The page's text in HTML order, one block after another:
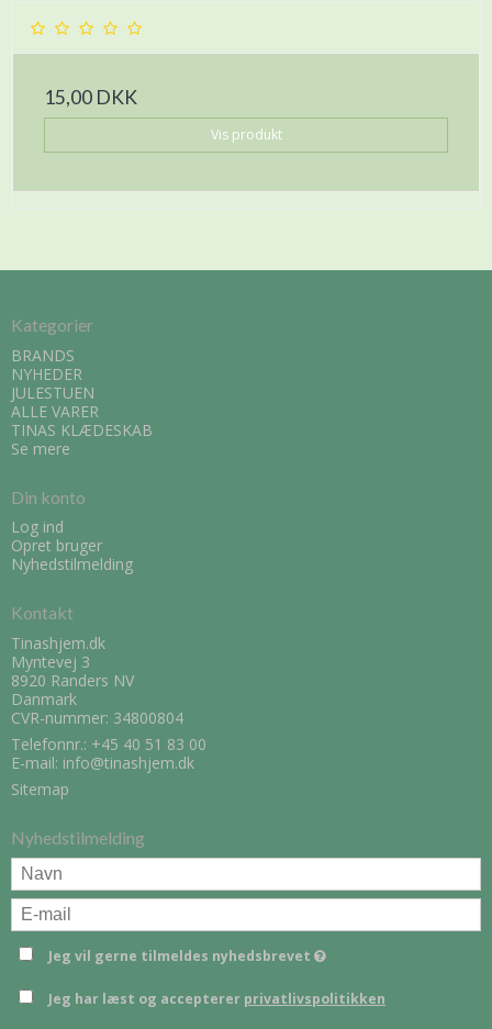
15,00 DKK
Vis produkt
Kategorier
BRANDS
NYHEDER
JULESTUEN
ALLE VARER
TINAS KLÆDESKAB
Se mere
Din konto
Log ind
Opret bruger
Nyhedstilmelding
Kontakt
Tinashjem.dk
Myntevej 3
8920 Randers NV
Danmark
CVR-nummer: 34800804
Telefonnr.: +45 40 51 83 00
E-mail: info@tinashjem.dk
Sitemap
Nyhedstilmelding
Jeg vil gerne tilmeldes nyhedsbrevet
Jeg har læst og accepterer privatlivspolitikken